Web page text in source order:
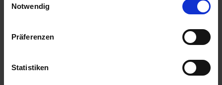
Notwendig
Präferenzen
Statistiken
zzgl. MwSt.
ALTERNATIVE
ALTERNATIVE